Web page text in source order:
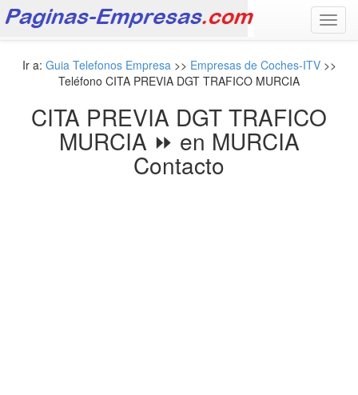
Ir a: Guia Telefonos Empresa>> Empresas de Coches-ITV>>
Teléfono CITA PREVIA DGT TRAFICO MURCIA
CITA PREVIA DGT TRAFICO
MURCIA ⏩ en MURCIA
Contacto